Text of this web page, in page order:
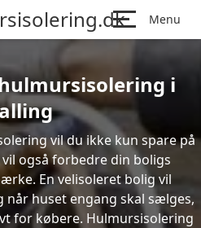
Menu
i
vil du ikke kun spare på
også forbedre din boligs
En velisoleret bolig vil
huset engang skal sælges,
for købere. Hulmursisolering